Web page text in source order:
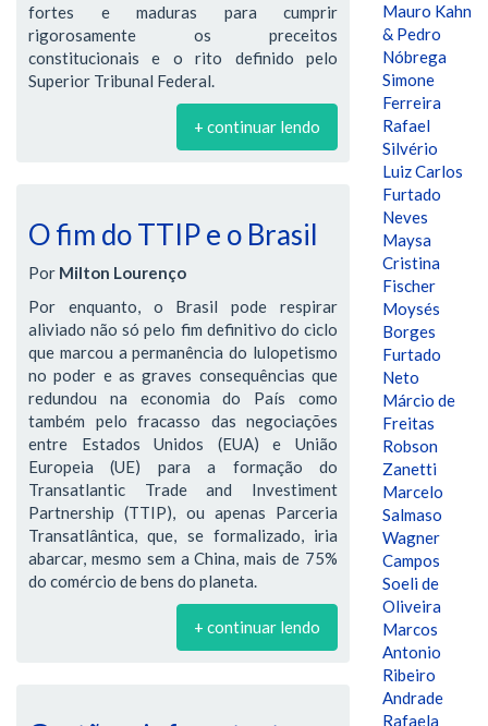
fortes e maduras para cumprir
rigorosamente os preceitos
constitucionais e o rito definido pelo
Superior Tribunal Federal.
+ continuar lendo
O fim do TTIP e o Brasil
Por Milton Lourenço
Por enquanto, o Brasil pode respirar
aliviado não só pelo fim definitivo do ciclo
que marcou a permanência do lulopetismo
no poder e as graves consequências que
redundou na economia do País como
também pelo fracasso das negociações
entre Estados Unidos (EUA) e União
Europeia (UE) para a formação do
Transatlantic Trade and Investiment
Partnership (TTIP), ou apenas Parceria
Transatlântica, que, se formalizado, iria
abarcar, mesmo sem a China, mais de 75%
do comércio de bens do planeta.
+ continuar lendo
Mauro Kahn
& Pedro
Nóbrega
Simone
Ferreira
Rafael
Silvério
Luiz Carlos
Furtado
Neves
Maysa
Cristina
Fischer
Moysés
Borges
Furtado
Neto
Márcio de
Freitas
Robson
Zanetti
Marcelo
Salmaso
Wagner
Campos
Soeli de
Oliveira
Marcos
Antonio
Ribeiro
Andrade
Rafaela